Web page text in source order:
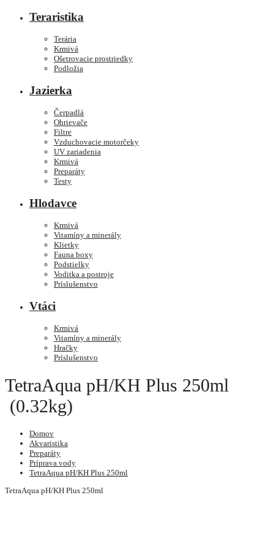
Teraristika
Terária
Krmivá
Ošetrovacie prostriedky
Podložia
Jazierka
Čerpadlá
Ohrievače
Filtre
Vzduchovacie motorčeky
UV zariadenia
Krmivá
Preparáty
Testy
Hlodavce
Krmivá
Vitamíny a minerály
Klietky
Fauna boxy
Podstielky
Voditka a postroje
Príslušenstvo
Vtáci
Krmivá
Vitamíny a minerály
Hračky
Príslušenstvo
TetraAqua pH/KH Plus 250ml
(0.32kg)
Domov
Akvaristika
Preparáty
Príprava vody
TetraAqua pH/KH Plus 250ml
TetraAqua pH/KH Plus 250ml